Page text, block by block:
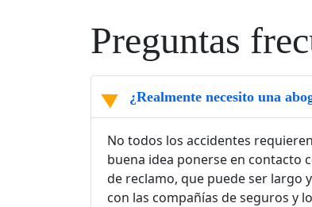
Preguntas
¿Realmente necesito una
No todos los accidentes
buena idea ponerse en contacto
de reclamo, que puede ser largo
con las compañías de seguros y